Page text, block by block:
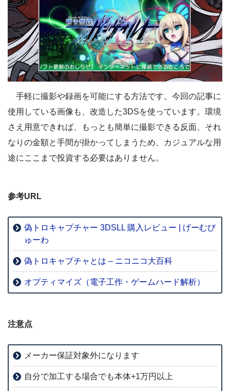
手軽に撮影や録画を可能にする方法です。今回の記事に
使用している画像も、改造した3DSを使っています。環境
さえ用意できれば、もっとも簡単に撮影できる反面、それ
なりの金額と手間が掛かってしまうため、カジュアルな用
途にここまで投資する必要はありません。
参考URL
偽トロキャプチャー 3DSLL 購入レビュー | げーむび
ゅーわ
偽トロキャプチャとは – ニコニコ大百科
オプティマイズ（電子工作・ゲームハード解析）
注意点
メーカー保証対象外になります
自分で加工する場合でも本体+1万円以上